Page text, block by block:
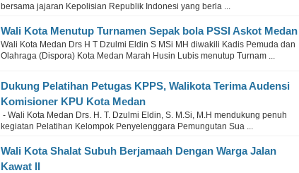
bersama jajaran Kepolisian Republik Indonesi yang berla ...
Wali Kota Menutup Turnamen Sepak bola PSSI Askot Medan
Wali Kota Medan Drs H T Dzulmi Eldin S MSi MH diwakili Kadis Pemuda dan
Olahraga (Dispora) Kota Medan Marah Husin Lubis menutup Turnam ...
Dukung Pelatihan Petugas KPPS, Walikota Terima Audensi
Komisioner KPU Kota Medan
- Wali Kota Medan Drs. H. T. Dzulmi Eldin, S. M.Si, M.H mendukung penuh
kegiatan Pelatihan Kelompok Penyelenggara Pemungutan Sua ...
Wali Kota Shalat Subuh Berjamaah Dengan Warga Jalan
Kawat II